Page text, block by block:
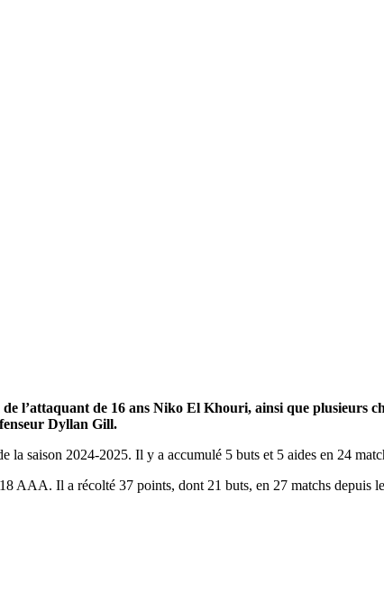
l’attaquant de 16 ans Niko El Khouri, ainsi que plusieurs
Dyllan Gill.
saison 2024-2025. Il y a accumulé 5 buts et 5 aides en 24
AAA. Il a récolté 37 points, dont 21 buts, en 27 matchs depuis